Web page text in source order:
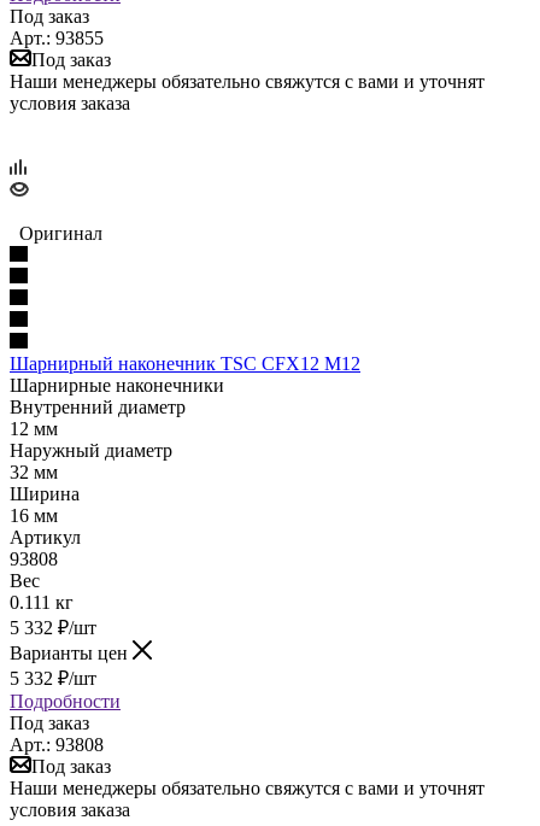
Под заказ
Арт.: 93855
Под заказ
Наши менеджеры обязательно свяжутся с вами и уточнят
условия заказа
Оригинал
Шарнирный наконечник TSC CFX12 M12
Шарнирные наконечники
Внутренний диаметр
12 мм
Наружный диаметр
32 мм
Ширина
16 мм
Артикул
93808
Вес
0.111 кг
5 332 ₽/шт
Варианты цен
5 332 ₽/шт
Подробности
Под заказ
Арт.: 93808
Под заказ
Наши менеджеры обязательно свяжутся с вами и уточнят
условия заказа